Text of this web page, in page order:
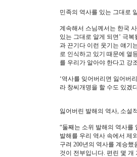
민족의 역사를 있는 그대로
계속해서 스님께서는 한국
있는 그대로 알게 되면’ 극
과 끈기다 이런 웃기는 얘기
로 인식하고 있기 때문에 열
를 우리가 알아야 한다고 강
‘역사를 잊어버리면 잃어버
라 창씨개명을 할 수도 있겠
잃어버린 발해의 역사, 소설
“둘째는 소위 발해의 역사를
발해를 우리 역사 속에서 제
구려 200년의 역사를 계승
것이 전부입니다. 편린 몇